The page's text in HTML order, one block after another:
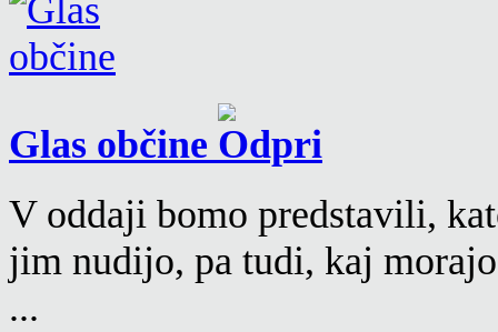
Glas občine
V oddaji bomo predstavili,
jim nudijo, pa tudi, kaj
...